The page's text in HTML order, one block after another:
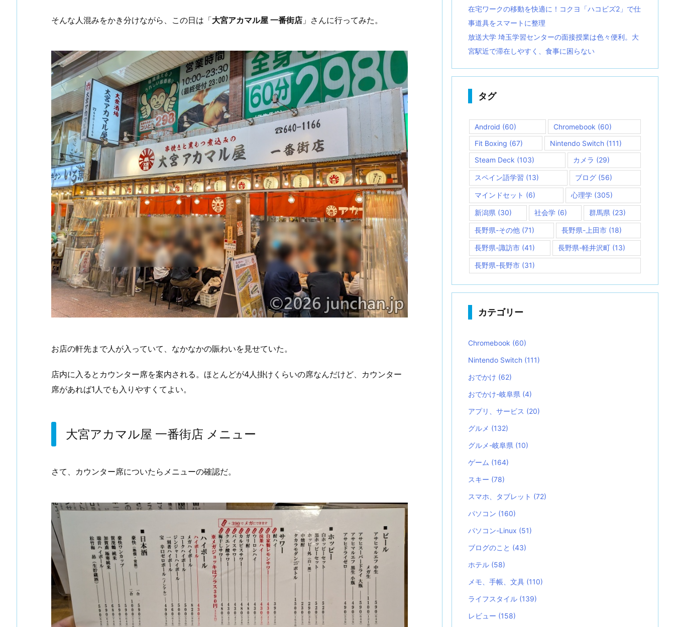
そんな人混みをかき分けながら、この日は「大宮アカマル屋 一番街店 」さんに行ってみた。
お店の軒先まで人が入っていて、なかなかの賑わいを見せていた。
店内に入るとカウンター席を案内される。ほとんどが4人掛けくらいの席なんだけど、カウンター
席があれば1人でも入りやすくてよい。
大宮アカマル屋 一番街店 メニュー
さて、カウンター席についたらメニューの確認だ。
在宅ワークの移動を快適に！コクヨ「ハコビズ2」で仕
事道具をスマートに整理
放送大学 埼玉学習センターの面接授業は色々便利。大
宮駅近で滞在しやすく、食事に困らない
タグ
Android (60) Chromebook (60)
Fit Boxing (67) Nintendo Switch(111)
Steam Deck (103) カメラ (29)
スペイン語学習 (13) ブログ (56)
マインドセット (6) 心理学 (305)
新潟県 (30) 社会学(6) 群馬県 (23)
長野県-その他 (71) 長野県-上田市(18)
長野県-諏訪市 (41) 長野県-軽井沢町 (13)
長野県-長野市 (31)
カテゴリー
Chromebook (60)
Nintendo Switch (111)
おでかけ (62)
おでかけ-岐阜県 (4)
アプリ、サービス (20)
グルメ (132)
グルメ-岐阜県 (10)
ゲーム (164)
スキー (78)
スマホ、タブレット (72)
パソコン (160)
パソコン-Linux (51)
ブログのこと (43)
ホテル (58)
メモ、手帳、文具 (110)
ライフスタイル (139)
レビュー (158)